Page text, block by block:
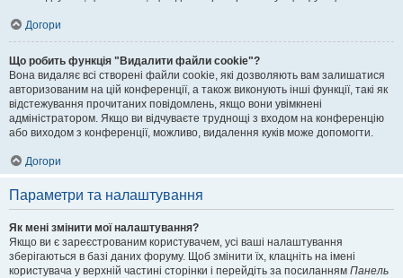
Догори
Що робить функція "Видалити файли cookie"?
Вона видаляє всі створені файли cookie, які дозволяють вам залишатися
авторизованим на цій конференції, а також виконують інші функції, такі як
відстежування прочитаних повідомлень, якщо вони увімкнені
адміністратором. Якщо ви відчуваєте труднощі з входом на конференцію
або виходом з конференції, можливо, видалення куків може допомогти.
Догори
Параметри та налаштування
Як мені змінити мої налаштування?
Якщо ви є зареєстрованим користувачем, усі ваші налаштування
зберігаються в базі даних форуму. Щоб змінити їх, клацніть на імені
користувача у верхній частині сторінки і перейдіть за посиланням Панель